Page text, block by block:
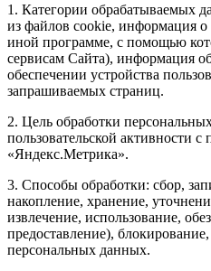
1. Категории обрабатываемых
из файлов cookie, информация о
иной программе, с помощью
сервисам Сайта), информация
обеспечении устройства
запрашиваемых страниц.
2. Цель обработки
пользовательской активности
«Яндекс.Метрика».
3. Способы обработки: сбор,
накопление, хранение,
извлечение, использование,
предоставление),
персональных данных.